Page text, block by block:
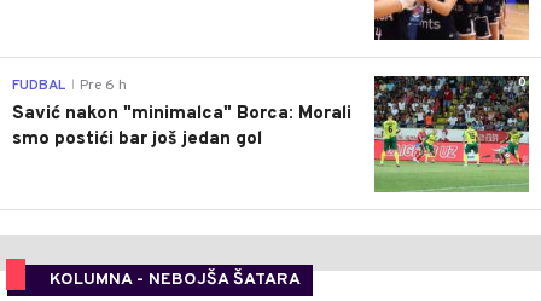
0
FUDBAL Pre 6 h
Savić nakon "minimalca" Borca: Morali
smo postići bar još jedan gol
KOLUMNA - NEBOJŠA ŠATARA